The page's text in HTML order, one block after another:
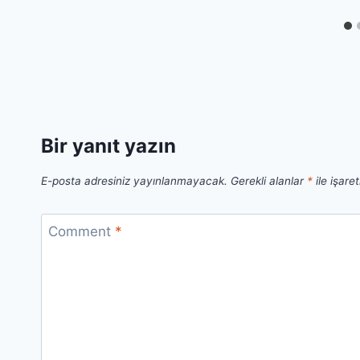
Bir yanıt yazın
E-posta adresiniz yayınlanmayacak. Gerekli alanlar * ile
Comment *